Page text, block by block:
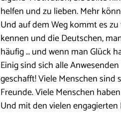
helfen und zu lieben. Mehr
Und auf dem Weg kommt es
kennen und die Deutschen,
häufig … und wenn man Glück
Einig sind sich alle
geschafft! Viele Menschen
Freunde. Viele Menschen
Und mit den vielen